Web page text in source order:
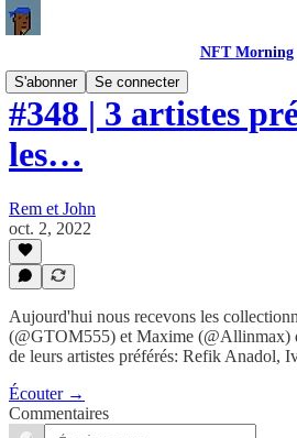
NFT Morning
S'abonner
Se connecter
#348 | 3 artistes
les…
Rem et John
oct. 2, 2022
Aujourd'hui nous recevons les
(@GTOM555) et Maxime (@Allinmax)
de leurs artistes préférés: Refik Anadol,
Écouter →
Commentaires